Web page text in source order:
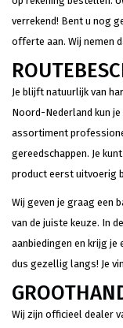
verrekend! Bent u nog
offerte aan. Wij nemen
Je blijft natuurlijk van
Noord-Nederland kun
assortiment
gereedschappen. Je
product eerst uitvoerig
Wij geven je graag een
van de juiste keuze. In
aanbiedingen en krijg je
dus gezellig langs! Je
Wij zijn officieel dealer